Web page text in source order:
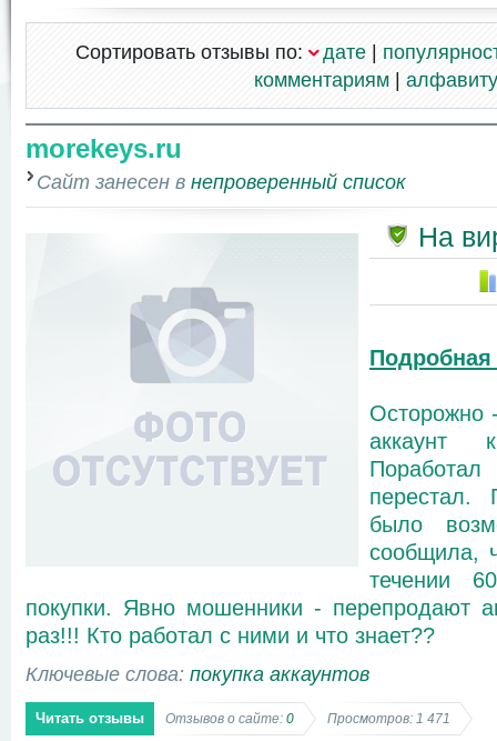
Сортировать отзывы по: дате|
комментариям| алфавиту
morekeys.ru
Сайт занесен в непроверенный список
На
Осторожно
аккаунт
перестал.
было
сообщила,
течении
покупки. Явно мошенники - перепродают
раз!!! Кто работал с ними и что знает??
Ключевые слова: покупка аккаунтов
Читать отзывы Отзывов о сайте: 0 Просмотров: 1 471